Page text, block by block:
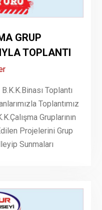
GRUP
TOPLANTI
Toplantı
Toplantımız
Gruplarının
Projelerini Grup
Sunmaları